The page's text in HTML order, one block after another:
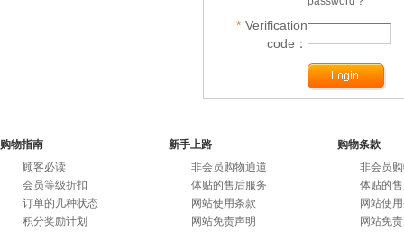
* Verification
code：
购物指南
顾客必读
会员等级折扣
订单的几种状态
积分奖励计划
新手上路
非会员购物通道
体贴的售后服务
网站使用条款
网站免责声明
购物条款
非会员
体贴的
网站使
网站免